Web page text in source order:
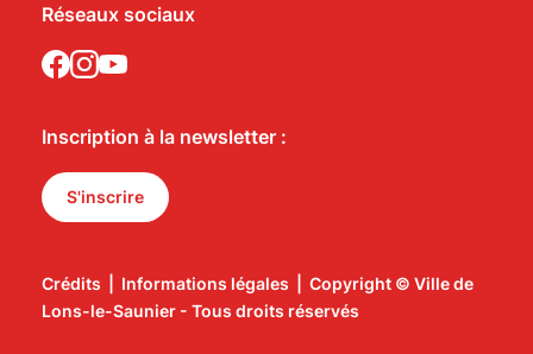
Réseaux sociaux
Inscription à la newsletter :
S'inscrire
Crédits Informations légales
Copyright © Ville de
Lons-le-Saunier - Tous droits réservés